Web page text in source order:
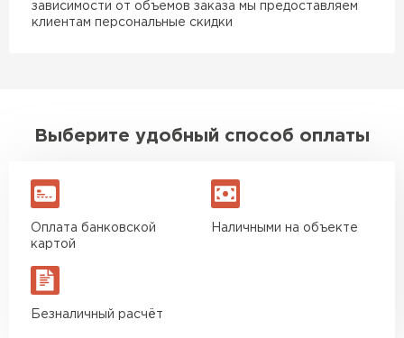
зависимости от объемов заказа мы предоставляем
клиентам персональные скидки
Выберите удобный способ оплаты
Оплата банковской
картой
Наличными на объекте
Безналичный расчёт
Утеплитель Isoroc
Утеплитель Isover
Утеплитель Paroc